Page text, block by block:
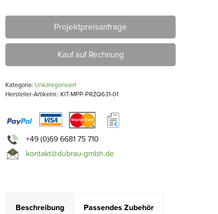
Projektpreisanfrage
Kauf auf Rechnung
Kategorie: Unkategorisiert
Hersteller-Artikelnr.: KIT-MPP-PRZQ631-01
+49 (0)69 6681 75 710
kontakt@dubrau-gmbh.de
Beschreibung Passendes Zubehör